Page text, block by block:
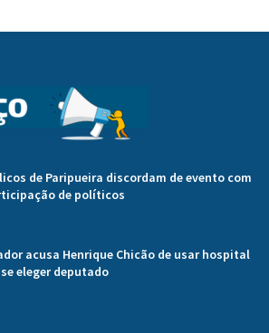
de Paripueira discordam de evento com
de políticos
acusa Henrique Chicão de usar hospital
eleger deputado